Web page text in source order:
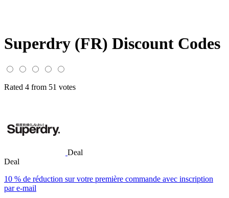
Superdry (FR) Discount Codes
Rated 4 from 51 votes
Deal
Deal
10 % de réduction sur votre première commande avec inscription
par e-mail